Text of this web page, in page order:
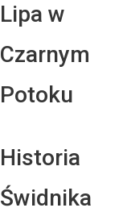
Lipa w
Czarnym
Potoku
Historia
Świdnika